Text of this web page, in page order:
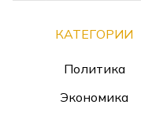
КАТЕГОРИИ
Политика
Экономика